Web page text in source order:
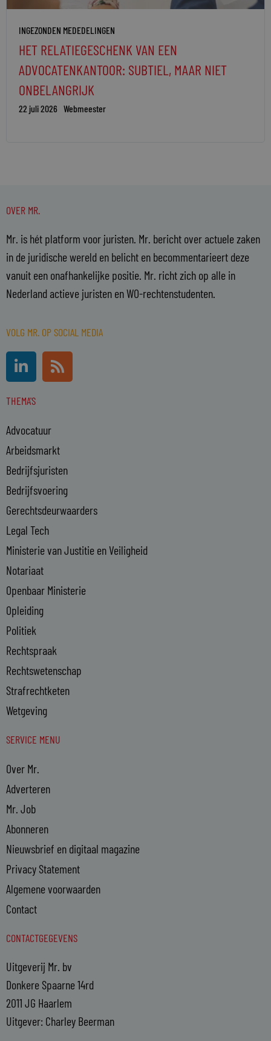
INGEZONDEN MEDEDELINGEN
HET RELATIEGESCHENK VAN EEN
ADVOCATENKANTOOR: SUBTIEL, MAAR NIET
ONBELANGRIJK
22 juli 2026 Webmeester
OVER MR.
Mr. is hét platform voor juristen. Mr. bericht over actuele zaken
in de juridische wereld en belicht en becommentarieert deze
vanuit een onafhankelijke positie. Mr. richt zich op alle in
Nederland actieve juristen en WO-rechtenstudenten.
VOLG MR. OP SOCIAL MEDIA
L
i
n
k
d
i
n
-
i
n
R
s
s
THEMA'S
Advocatuur
Arbeidsmarkt
Bedrijfsjuristen
Bedrijfsvoering
Gerechtsdeurwaarders
Legal Tech
Ministerie van Justitie en Veiligheid
Notariaat
Openbaar Ministerie
Opleiding
Politiek
Rechtspraak
Rechtswetenschap
Strafrechtketen
Wetgeving
SERVICE MENU
Over Mr.
Adverteren
Mr. Job
Abonneren
Nieuwsbrief en digitaal magazine
Privacy Statement
Algemene voorwaarden
Contact
CONTACTGEGEVENS
Uitgeverij Mr. bv
Donkere Spaarne 14rd
2011 JG Haarlem
Uitgever: Charley Beerman